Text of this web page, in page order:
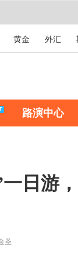
黄金 外汇
路演中心
日游
圣